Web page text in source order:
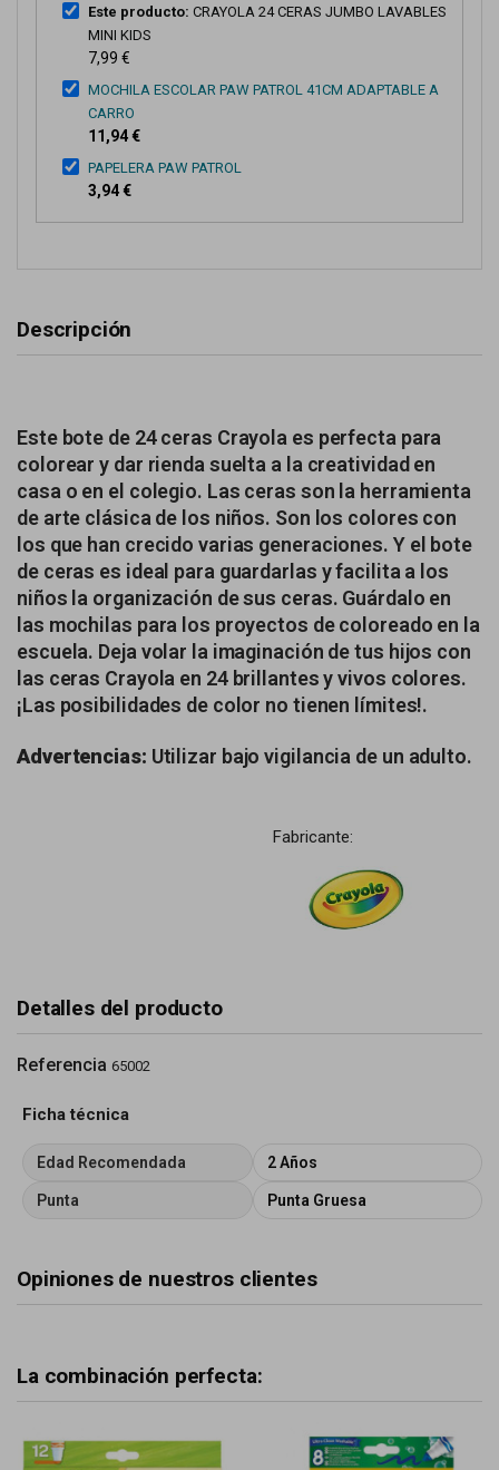
Este producto: CRAYOLA 24 CERAS JUMBO LAVABLES
MINI KIDS
7,99 €
MOCHILA ESCOLAR PAW PATROL 41CM ADAPTABLE A
CARRO
11,94 €
PAPELERA PAW PATROL
3,94 €
Descripción
Este bote de 24 ceras Crayola es perfecta para
colorear y dar rienda suelta a la creatividad en
casa o en el colegio. Las ceras son la herramienta
de arte clásica de los niños. Son los colores con
los que han crecido varias generaciones. Y el bote
de ceras es ideal para guardarlas y facilita a los
niños la organización de sus ceras. Guárdalo en
las mochilas para los proyectos de coloreado en la
escuela. Deja volar la imaginación de tus hijos con
las ceras Crayola en 24 brillantes y vivos colores.
¡Las posibilidades de color no tienen límites!.
Advertencias: Utilizar bajo vigilancia de un adulto.
Fabricante:
Detalles del producto
Referencia 65002
Ficha técnica
Edad Recomendada 2 Años
Punta Punta Gruesa
Opiniones de nuestros clientes
La combinación perfecta: